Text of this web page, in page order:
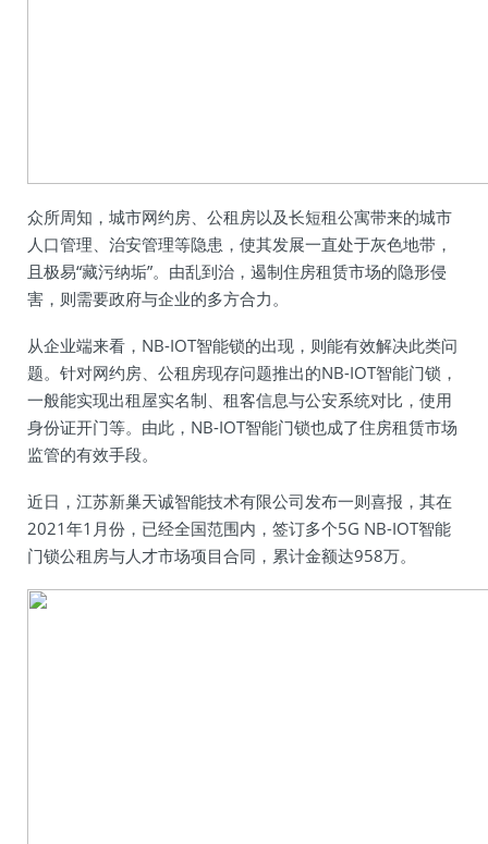
众所周知，城市网约房、公租房以及长短租公寓带来的城市
人口管理、治安管理等隐患，使其发展一直处于灰色地带，
且极易“藏污纳垢”。由乱到治，遏制住房租赁市场的隐形侵
害，则需要政府与企业的多方合力。
从企业端来看，NB-IOT智能锁的出现，则能有效解决此类问
题。针对网约房、公租房现存问题推出的NB-IOT智能门锁，
一般能实现出租屋实名制、租客信息与公安系统对比，使用
身份证开门等。由此，NB-IOT智能门锁也成了住房租赁市场
监管的有效手段。
近日，江苏新巢天诚智能技术有限公司发布一则喜报，其在
2021年1月份，已经全国范围内，签订多个5G NB-IOT智能
门锁公租房与人才市场项目合同，累计金额达958万。